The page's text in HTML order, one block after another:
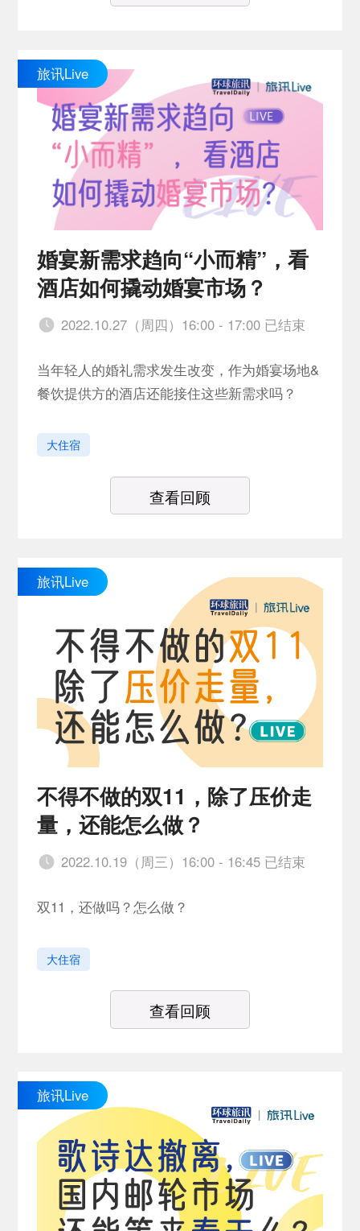
旅讯Live
婚宴新需求趋向“小而精”，看
酒店如何撬动婚宴市场？
2022.10.27（周四）16:00 - 17:00 已结束
当年轻人的婚礼需求发生改变，作为婚宴场地&
餐饮提供方的酒店还能接住这些新需求吗？
大住宿
查看回顾
旅讯Live
不得不做的双11，除了压价走
量，还能怎么做？
2022.10.19（周三）16:00 - 16:45 已结束
双11，还做吗？怎么做？
大住宿
查看回顾
旅讯Live